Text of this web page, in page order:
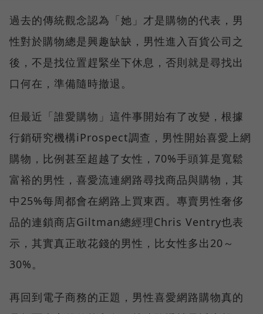
過去的傳統觀念認為「她」才是購物的代表，男
性對於購物總是興趣缺缺，男性進入百貨公司之
後，不是找位置趕緊坐下休息，否則就是尋找出
口何在，準備隨時撤退。
但最近「誰愛購物」這件事開始有了改變，根據
行銷研究機構iProspect調查，男性開始喜愛上網
購物，比例甚至超越了女性，70%手頭算是寬鬆
富裕的男性，喜愛流連網路尋找商品與購物，其
中25%每周都會在網路上買東西。專賣男性奢侈
品的連鎖商店Giltman總經理Chris Ventry也表
示，其實真正敢花錢的男性，比女性多出20～
30%。
再回到電子商務的正題，男性喜愛網路購物真的